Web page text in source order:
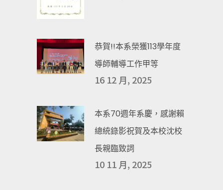
恭賀!!本系榮獲113學年度
導師輔導工作甲等
16 12 月, 2025
本系70週年系慶，感謝賴
總統錄影祝賀及本校沈校
長親臨致詞
10 11 月, 2025